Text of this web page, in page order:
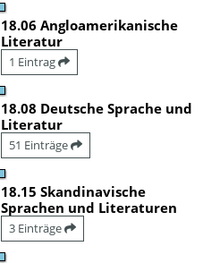
18.06 Angloamerikanische
Literatur
1 Eintrag
18.08 Deutsche Sprache und
Literatur
51 Einträge
18.15 Skandinavische
Sprachen und Literaturen
3 Einträge